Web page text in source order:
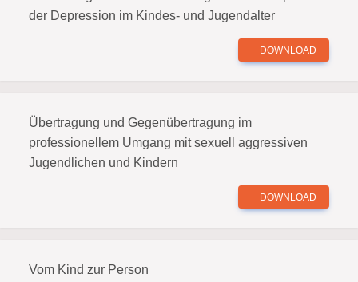
der Depression im Kindes- und Jugendalter
DOWNLOAD
Übertragung und Gegenübertragung im
professionellem Umgang mit sexuell aggressiven
Jugendlichen und Kindern
DOWNLOAD
Vom Kind zur Person